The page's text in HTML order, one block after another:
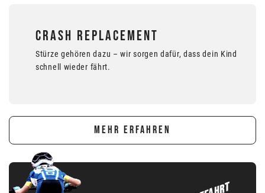
CRASH REPLACEMENT
Stürze gehören dazu – wir sorgen dafür, dass dein Kind
schnell wieder fährt.
MEHR ERFAHREN